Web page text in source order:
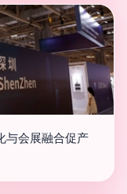
与会展融合促产